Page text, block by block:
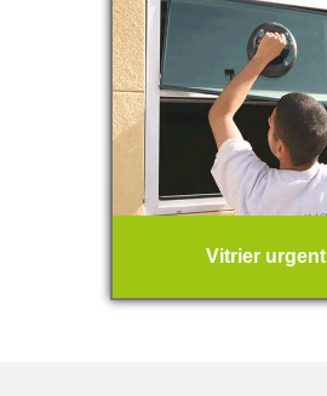
Vitrier urgent